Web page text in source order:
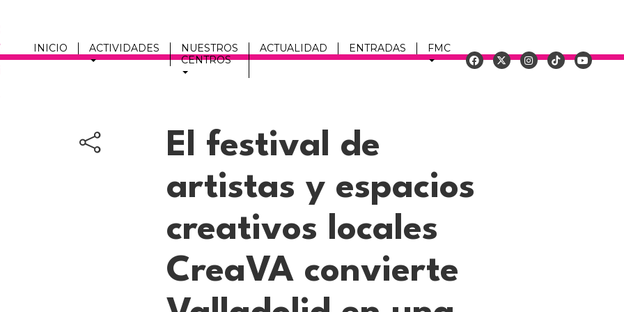
fmc
INICIO ACTIVIDADES
NUESTROS
CENTROS
ACTUALIDAD ENTRADAS FMC
El festival de
artistas y espacios
creativos locales
CreaVA convierte